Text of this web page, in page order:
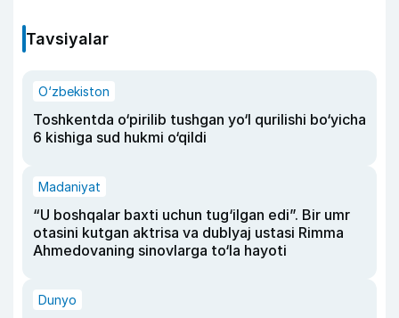
Tavsiyalar
O‘zbekiston
Toshkentda o‘pirilib tushgan yo‘l qurilishi bo‘yicha
6 kishiga sud hukmi o‘qildi
Madaniyat
“U boshqalar baxti uchun tug‘ilgan edi”. Bir umr
otasini kutgan aktrisa va dublyaj ustasi Rimma
Ahmedovaning sinovlarga to‘la hayoti
Dunyo